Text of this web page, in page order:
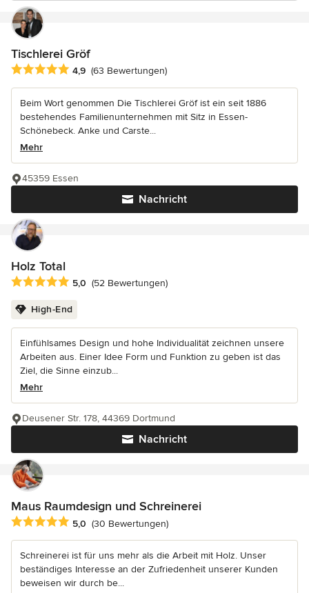
Tischlerei Gröf
Durchschnittliche Bewertung: 4.9 von 5 Sternen
4,9 (63 Bewertungen)
Beim Wort genommen Die Tischlerei Gröf ist ein seit 1886
bestehendes Familienunternehmen mit Sitz in Essen-
Schönebeck. Anke und Carste...
Mehr
Nachricht
45359 Essen
Holz Total
Durchschnittliche Bewertung: 5 von 5 Sternen
5,0 (52 Bewertungen)
High-End
Einfühlsames Design und hohe Individualität zeichnen unsere
Arbeiten aus. Einer Idee Form und Funktion zu geben ist das
Ziel, die Sinne einzub...
Mehr
Nachricht
Deusener Str. 178, 44369 Dortmund
Maus Raumdesign und Schreinerei
Durchschnittliche Bewertung: 5 von 5 Sternen
5,0 (30 Bewertungen)
Schreinerei ist für uns mehr als die Arbeit mit Holz. Unser
beständiges Interesse an der Zufriedenheit unserer Kunden
beweisen wir durch be...